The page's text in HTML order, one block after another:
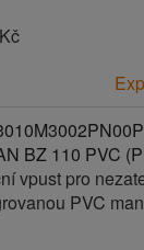
BZ 110 PVC
vpust pro
PVC